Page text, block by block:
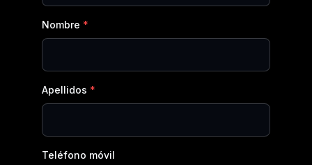
Nombre
Apellidos
Teléfono móvil